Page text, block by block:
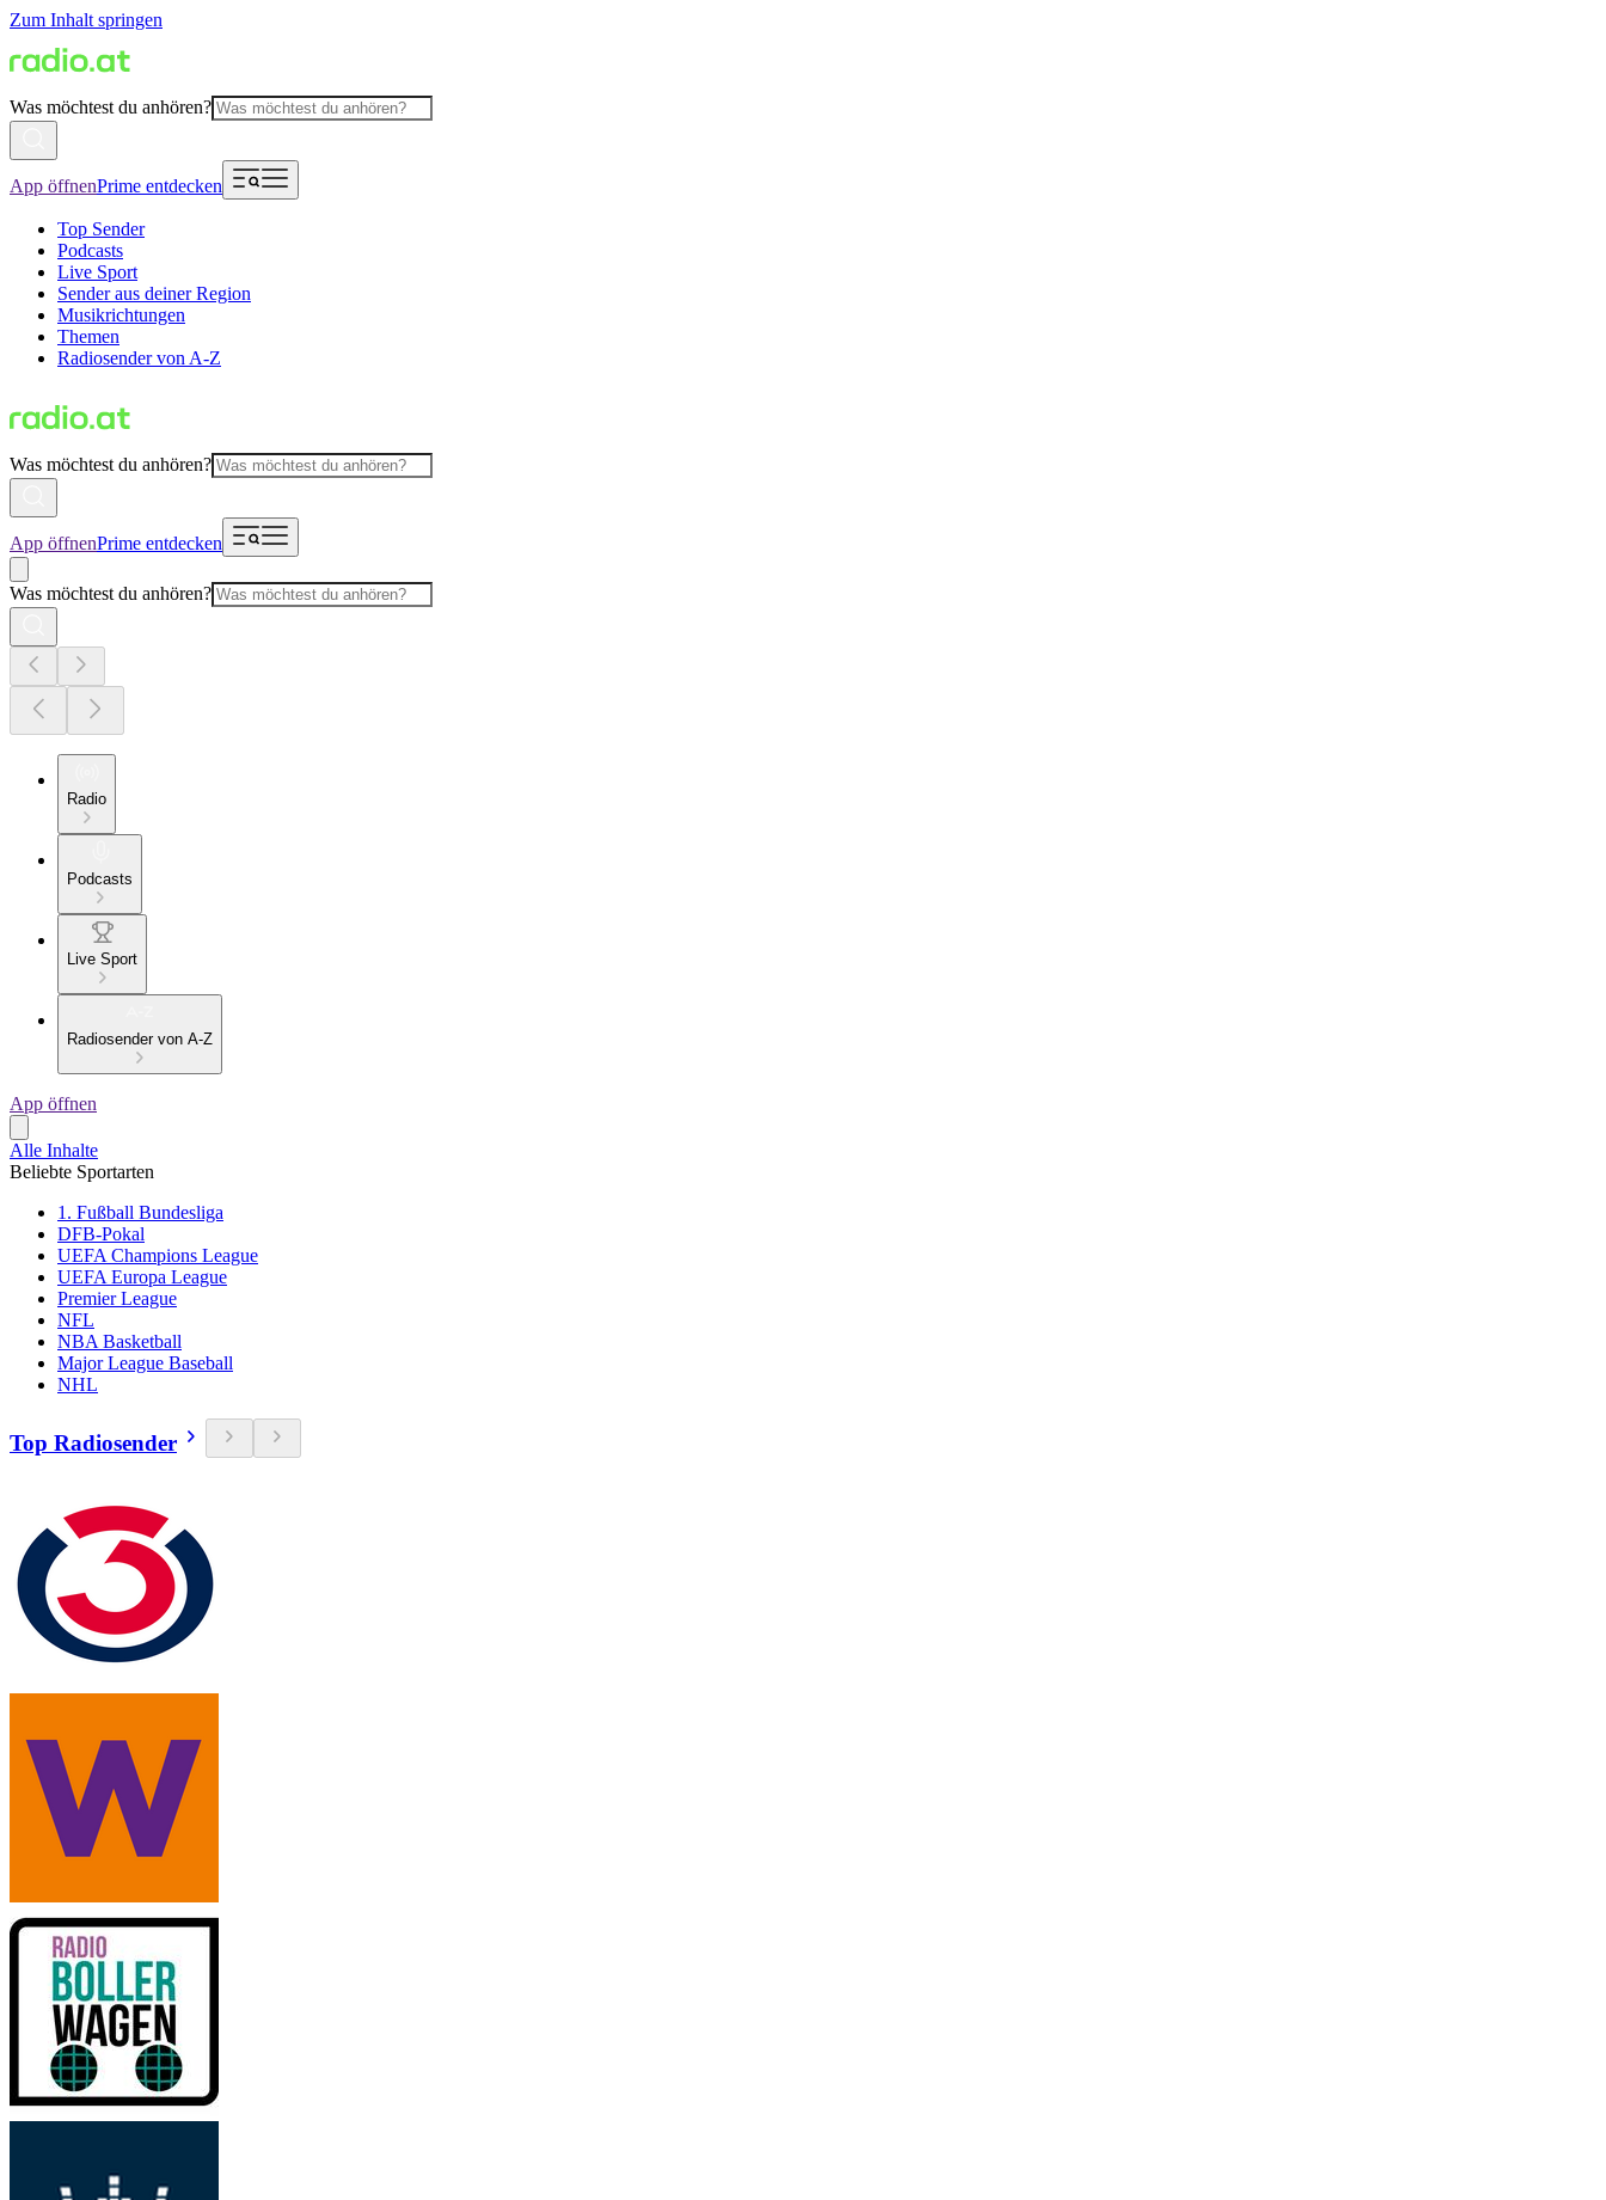
Zum Inhalt springen
Was möchtest du anhören?
App öffnenPrime entdecken
Top Sender
Podcasts
Live Sport
Sender aus deiner Region
Musikrichtungen
Themen
Radiosender von A-Z
Was möchtest du anhören?
App öffnenPrime entdecken
Was möchtest du anhören?
Radio
Podcasts
Live Sport
Radiosender von A-Z
App öffnen
Alle Inhalte
Beliebte Sportarten
1. Fußball Bundesliga
DFB-Pokal
UEFA Champions League
UEFA Europa League
Premier League
NFL
NBA Basketball
Major League Baseball
NHL
Top Radiosender